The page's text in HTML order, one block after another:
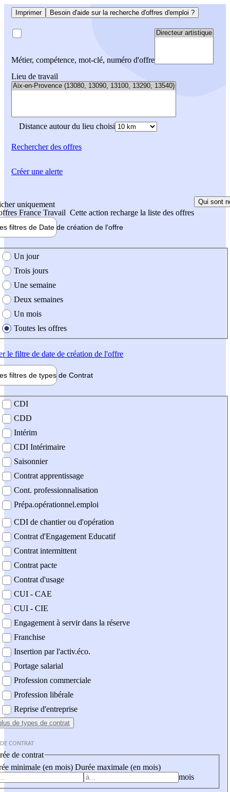
Imprimer Besoin d'aide sur la recherche d'offres d'emploi ?
Métier, compétence, mot-clé, numéro d'offre
Lieu de travail
Distance autour du lieu choisi
Rechercherdes offres
uniquement
France Travail Cette action recharge la liste des offres
Qui sont
filtres de Date de création de l'offre
création de l'offre
Un jour
Trois jours
Une semaine
Deux semaines
Un mois
Toutes les offres
le filtre de date de création de l'offre
filtres de types de Contrat
contrat
CDI
CDD
Intérim
CDI Intérimaire
Saisonnier
Contrat apprentissage
Cont. professionnalisation
Prépa.opérationnel.emploi
CDI de chantier ou d'opération
Contrat d'Engagement Educatif
Contrat intermittent
Contrat pacte
Contrat d'usage
CUI - CAE
CUI - CIE
Engagement à servir dans la réserve
Franchise
Insertion par l'activ.éco.
Portage salarial
Profession commerciale
Profession libérale
Reprise d'entreprise
de types de contrat
CONTRAT
de contrat
minimale (en mois) Durée maximale (en mois)
mois
Créer une alerte